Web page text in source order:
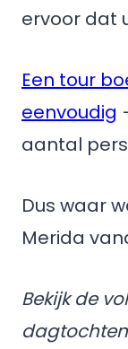
ervoor dat
Een tour
eenvoudig
aantal
Dus waar
Merida
Bekijk de